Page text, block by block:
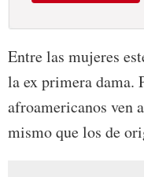
Entre las mujeres
la ex primera dama.
afroamericanos ven
mismo que los de